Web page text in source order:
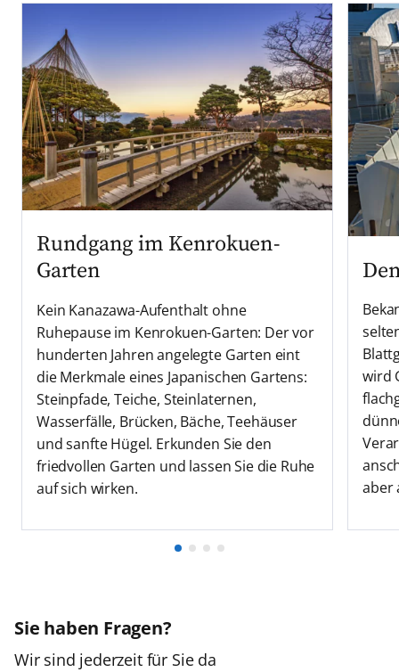
Rundgang im Kenrokuen-
Garten
Kein Kanazawa-Aufenthalt ohne
Ruhepause im Kenrokuen-Garten: Der vor
hunderten Jahren angelegte Garten eint
die Merkmale eines Japanischen Gartens:
Steinpfade, Teiche, Steinlaternen,
Wasserfälle, Brücken, Bäche, Teehäuser
und sanfte Hügel. Erkunden Sie den
friedvollen Garten und lassen Sie die Ruhe
auf sich wirken.
wird
aber
Sie haben Fragen?
Wir sind jederzeit für Sie da